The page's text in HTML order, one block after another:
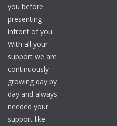
you before
presenting
infront of you.
With all your
support we are
continuously
growing day by
day and always
needed your
support like